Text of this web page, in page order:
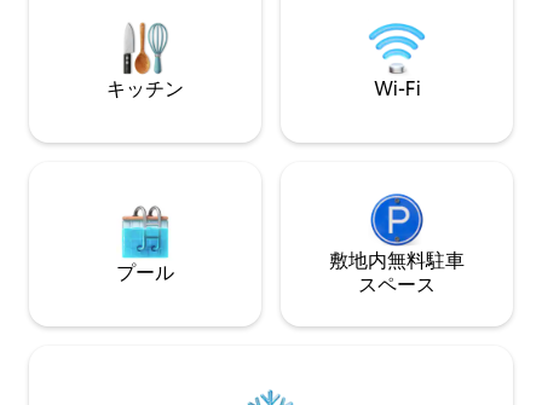
ートテレビを備え
具 ジャグジーは共有ではありません。 家
の詳細については
ご覧ください。
キッチン Wi-Fi
プール
敷地内無料駐⁠車
ス⁠ペ⁠ー⁠ス